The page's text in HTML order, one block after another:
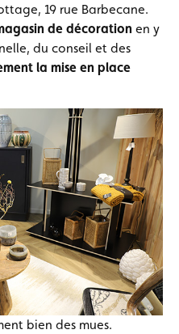
19 rue Barbecane.
de décoration en y
du conseil et des
la mise en place
bien des mues.